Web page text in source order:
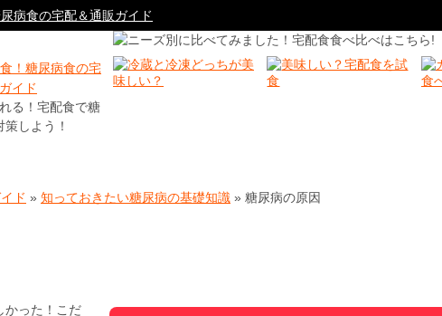
病食の宅配＆通販ガイド
る！宅配食で糖
しよう！
ド » 知っておきたい糖尿病の基礎知識 » 糖尿病の原因